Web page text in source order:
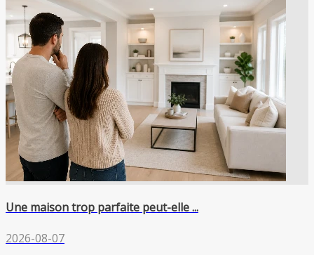
Une maison trop parfaite peut-elle ...
2026-08-07